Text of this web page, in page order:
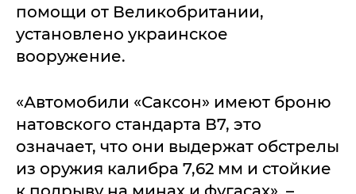
помощи от Великобритании,
установлено украинское
вооружение.
«Автомобили «Саксон» имеют броню
натовского стандарта В7, это
означает, что они выдержат обстрелы
из оружия калибра 7,62 мм и стойкие